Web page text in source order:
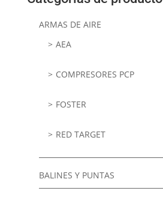
ARMAS DE AIRE
AEA
COMPRESORES PCP
FOSTER
RED TARGET
BALINES Y PUNTAS